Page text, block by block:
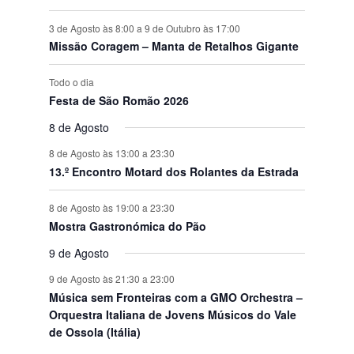
3 de Agosto às 8:00 a 9 de Outubro às 17:00
Missão Coragem – Manta de Retalhos Gigante
Todo o dia
Festa de São Romão 2026
8 de Agosto
8 de Agosto às 13:00 a 23:30
13.º Encontro Motard dos Rolantes da Estrada
8 de Agosto às 19:00 a 23:30
Mostra Gastronómica do Pão
9 de Agosto
9 de Agosto às 21:30 a 23:00
Música sem Fronteiras com a GMO Orchestra –
Orquestra Italiana de Jovens Músicos do Vale
de Ossola (Itália)